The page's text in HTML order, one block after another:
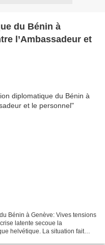
du Bénin à
l’Ambassadeur et
Bénin à Genève: Vives tensions
latente secoue la
helvétique. La situation fait